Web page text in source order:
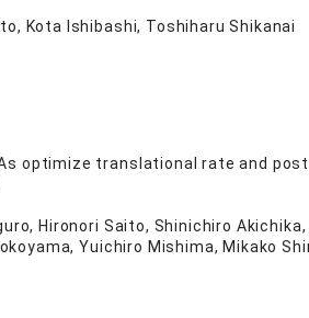
Kota Ishibashi, Toshiharu Shikanai
optimize translational rate and
Hironori Saito, Shinichiro
Yuichiro Mishima, Mikako